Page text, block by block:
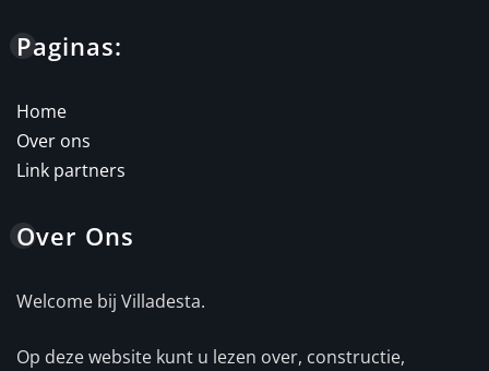
Paginas:
Home
Over ons
Link partners
Over Ons
Welcome bij Villadesta.
Op deze website kunt u lezen over, constructie,